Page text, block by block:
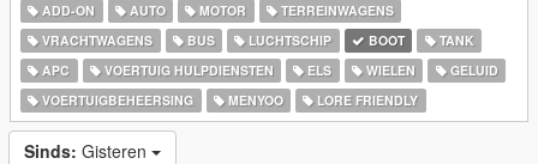
ADD-ON AUTO MOTOR
TERREINWAGENS
VRACHTWAGENS
BUS LUCHTSCHIP BOOT
TANK
APC
VOERTUIG HULPDIENSTEN ELS WIELEN
GELUID
VOERTUIGBEHEERSING
MENYOO LORE FRIENDLY
Sinds: Gisteren